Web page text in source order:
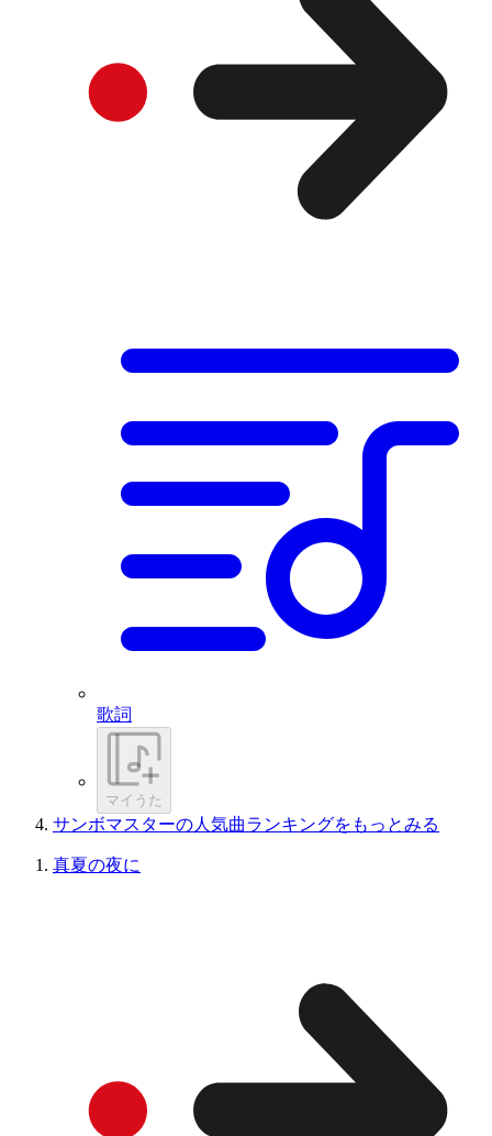
歌詞
マイうた
サンボマスターの人気曲ランキングをもっとみる
真夏の夜に